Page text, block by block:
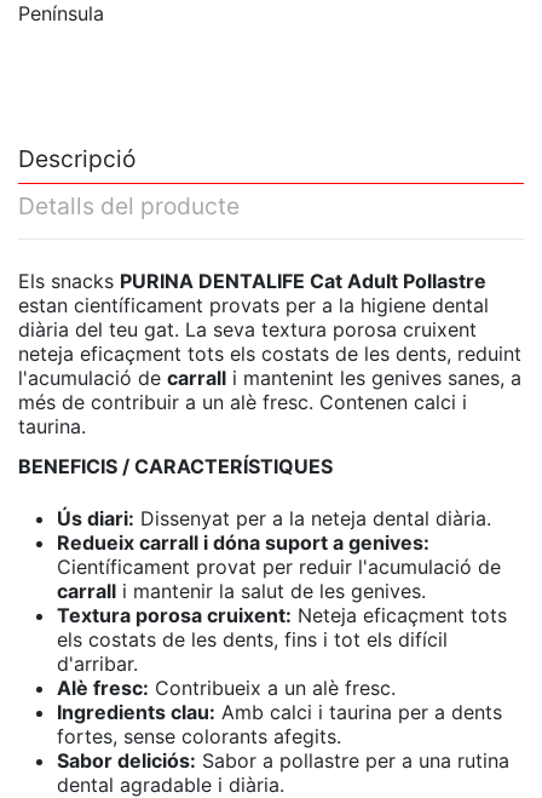
Península
Descripció
Detalls del producte
Els snacks PURINA DENTALIFE Cat Adult Pollastre
estan científicament provats per a la higiene dental
diària del teu gat. La seva textura porosa cruixent
neteja eficaçment tots els costats de les dents, reduint
l'acumulació de carrall i mantenint les genives sanes, a
més de contribuir a un alè fresc. Contenen calci i
taurina.
BENEFICIS / CARACTERÍSTIQUES
Ús diari: Dissenyat per a la neteja dental diària.
Redueix carrall i dóna suport a genives:
Científicament provat per reduir l'acumulació de
carrall i mantenir la salut de les genives.
Textura porosa cruixent: Neteja eficaçment tots
els costats de les dents, fins i tot els difícil
d'arribar.
Alè fresc: Contribueix a un alè fresc.
Ingredients clau: Amb calci i taurina per a dents
fortes, sense colorants afegits.
Sabor deliciós: Sabor a pollastre per a una rutina
dental agradable i diària.